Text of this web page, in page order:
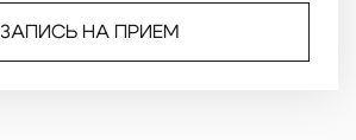
ЗАПИСЬ НА ПРИЕМ